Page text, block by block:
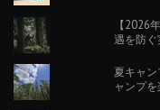
【2026
遇を防
夏キャ
ャンプを